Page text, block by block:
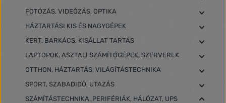
FOTÓZÁS, VIDEÓZÁS, OPTIKA
HÁZTARTÁSI KIS ÉS NAGYGÉPEK
KERT, BARKÁCS, KISÁLLAT TARTÁS
LAPTOPOK, ASZTALI SZÁMÍTÓGÉPEK, SZERVEREK
OTTHON, HÁZTARTÁS, VILÁGÍTÁSTECHNIKA
SPORT, SZABADIDŐ, UTAZÁS
SZÁMÍTÁSTECHNIKA, PERIFÉRIÁK, HÁLÓZAT, UPS